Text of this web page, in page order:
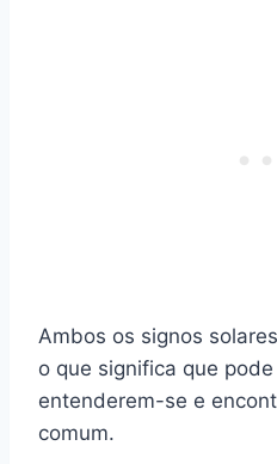
Ambos os signos
o que significa que
entenderem-se e
comum.